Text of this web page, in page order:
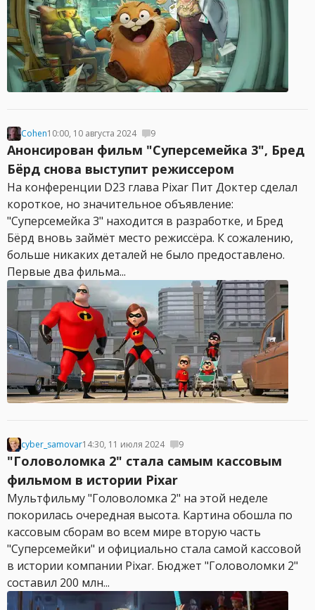
Cohen10:00, 10 августа 2024 9
Анонсирован фильм "Суперсемейка 3", Бред
Бёрд снова выступит режиссером
На конференции D23 глава Pixar Пит Доктер сделал
короткое, но значительное объявление:
"Суперсемейка 3" находится в разработке, и Бред
Бёрд вновь займёт место режиссёра. К сожалению,
больше никаких деталей не было предоставлено.
Первые два фильма...
cyber_samovar14:30, 11 июля 2024 9
"Головоломка 2" стала самым кассовым
фильмом в истории Pixar
Мультфильму "Головоломка 2" на этой неделе
покорилась очередная высота. Картина обошла по
кассовым сборам во всем мире вторую часть
"Суперсемейки" и официально стала самой кассовой
в истории компании Pixar. Бюджет "Головоломки 2"
составил 200 млн...